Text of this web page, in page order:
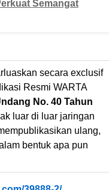
Semangat
secara exclusif
Resmi WARTA
No. 40 Tahun
luar di luar jaringan
ulang,
bentuk apa pun